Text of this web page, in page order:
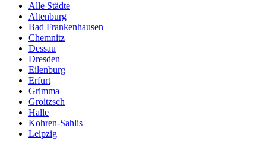
Alle Städte
Altenburg
Bad Frankenhausen
Chemnitz
Dessau
Dresden
Eilenburg
Erfurt
Grimma
Groitzsch
Halle
Kohren-Sahlis
Leipzig